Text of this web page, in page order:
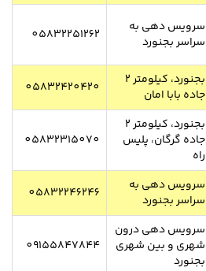
سرویس دهی به
سراسر بجنورد
05832251262
بجنورد، کیلومتر ۲
جاده بابا امان
05832420420
بجنورد، کیلومتر ۲
جاده گرگان، پلیس
راه
05832315070
سرویس دهی به
سراسر بجنورد
05832246246
سرویس دهی درون
شهری و بین شهری
بجنورد
09155847844